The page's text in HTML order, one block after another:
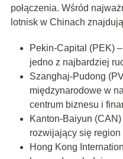
połączenia. Wśród
lotnisk w Chinach
Pekin-Capital (PEK)
jedno z najbardziej
Szanghaj-Pudong
międzynarodowe w
centrum biznesu i
Kanton-Baiyun
rozwijający się region
Hong Kong